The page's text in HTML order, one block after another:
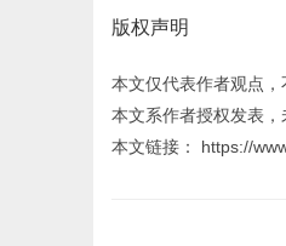
版权声明
本文仅代表作者观点，
本文系作者授权发表，
本文链接： https://